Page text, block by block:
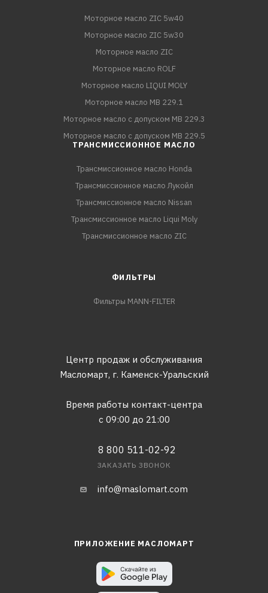
Моторное масло ZIC 5w40
Моторное масло ZIC 5w30
Моторное масло ZIC
Моторное масло ROLF
Моторное масло LIQUI MOLY
Моторное масло MB 229.1
Моторное масло с допуском MB 229.3
Моторное масло с допуском MB 229.5
ТРАНСМИССИОННОЕ МАСЛО
Трансмиссионное масло Honda
Трансмиссионное масло Лукойл
Трансмиссионное масло Nissan
Трансмиссионное масло Liqui Moly
Трансмиссионное масло ZIC
ФИЛЬТРЫ
Фильтры MANN-FILTER
Центр продаж и обслуживания
Масломарт, г. Каменск-Уральский
Время работы контакт-центра
с 09:00 до 21:00
8 800 511-02-92
ЗАКАЗАТЬ ЗВОНОК
info@maslomart.com
ПРИЛОЖЕНИЕ МАСЛОМАРТ